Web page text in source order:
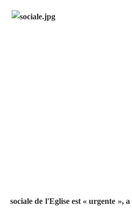
sociale de l'Eglise est « urgente »,